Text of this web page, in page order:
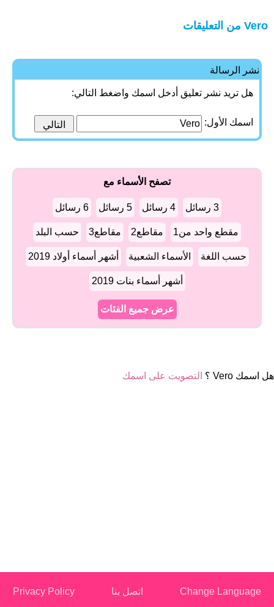
Vero من التعليقات
نشر الرسالة
هل تريد نشر تعليق أدخل اسمك واضغط التالي:
اسمك الأول:
تصفح الأسماء مع
3 رسائل 4 رسائل 5 رسائل 6 رسائل
مقطع واحد من1 مقاطع2 مقاطع3 حسب البلد
حسب اللغة الأسماء الشعبية أشهر أسماء أولاد 2019
أشهر أسماء بنات 2019
عرض جميع الفئات
هل اسمك Vero ؟ التصويت على اسمك
Change Language اتصل بنا Privacy Policy